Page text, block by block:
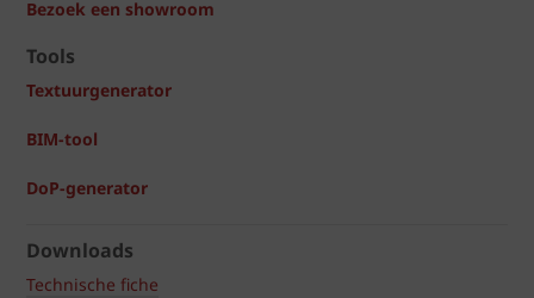
Bezoek een showroom
Tools
Textuurgenerator
BIM-tool
DoP-generator
Downloads
Technische fiche